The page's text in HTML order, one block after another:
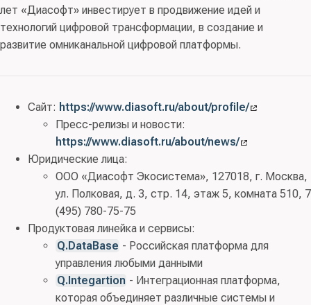
лет «Диасофт» инвестирует в продвижение идей и
технологий цифровой трансформации, в создание и
развитие омниканальной цифровой платформы.
Сайт: https://www.diasoft.ru/about/profile/
Пресс-релизы и новости:
https://www.diasoft.ru/about/news/
Юридические лица:
ООО «Диасофт Экосистема», 127018, г. Москва,
ул. Полковая, д. 3, стр. 14, этаж 5, комната 510, 7
(495) 780-75-75
Продуктовая линейка и сервисы:
Q.DataBase - Российская платформа для
управления любыми данными
Q.Integartion - Интеграционная платформа,
которая объединяет различные системы и